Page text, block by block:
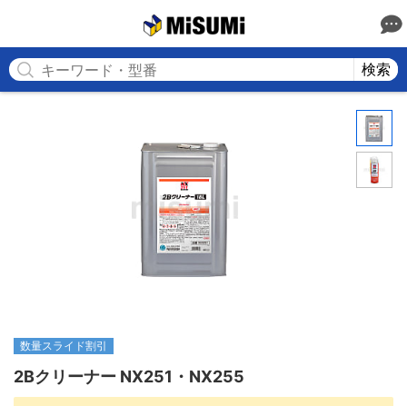
検索
数量スライド割引
2Bクリーナー NX251・NX255